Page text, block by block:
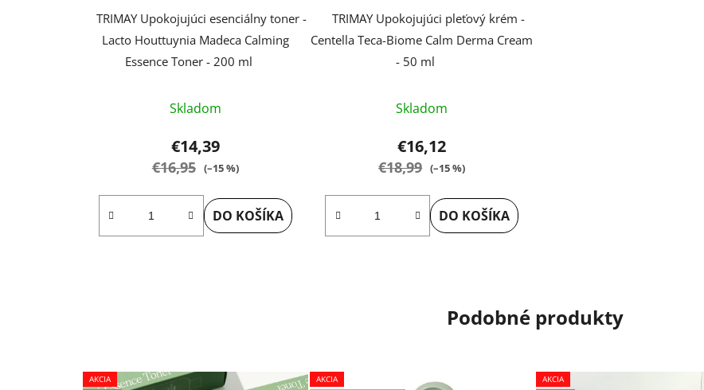
TRIMAY Upokojujúci esenciálny toner -
Lacto Houttuynia Madeca Calming
Essence Toner - 200 ml
hodnotenie
produktu
je
Skladom
€14,39
€16,95 (–15 %)
DO KOŠÍKA
TRIMAY Upokojujúci pleťový krém -
Centella Teca-Biome Calm Derma Cream
- 50 ml
Skladom
€16,12
€18,99 (–15 %)
DO KOŠÍKA
Podobné produkty
AKCIA
AKCIA
AKCIA